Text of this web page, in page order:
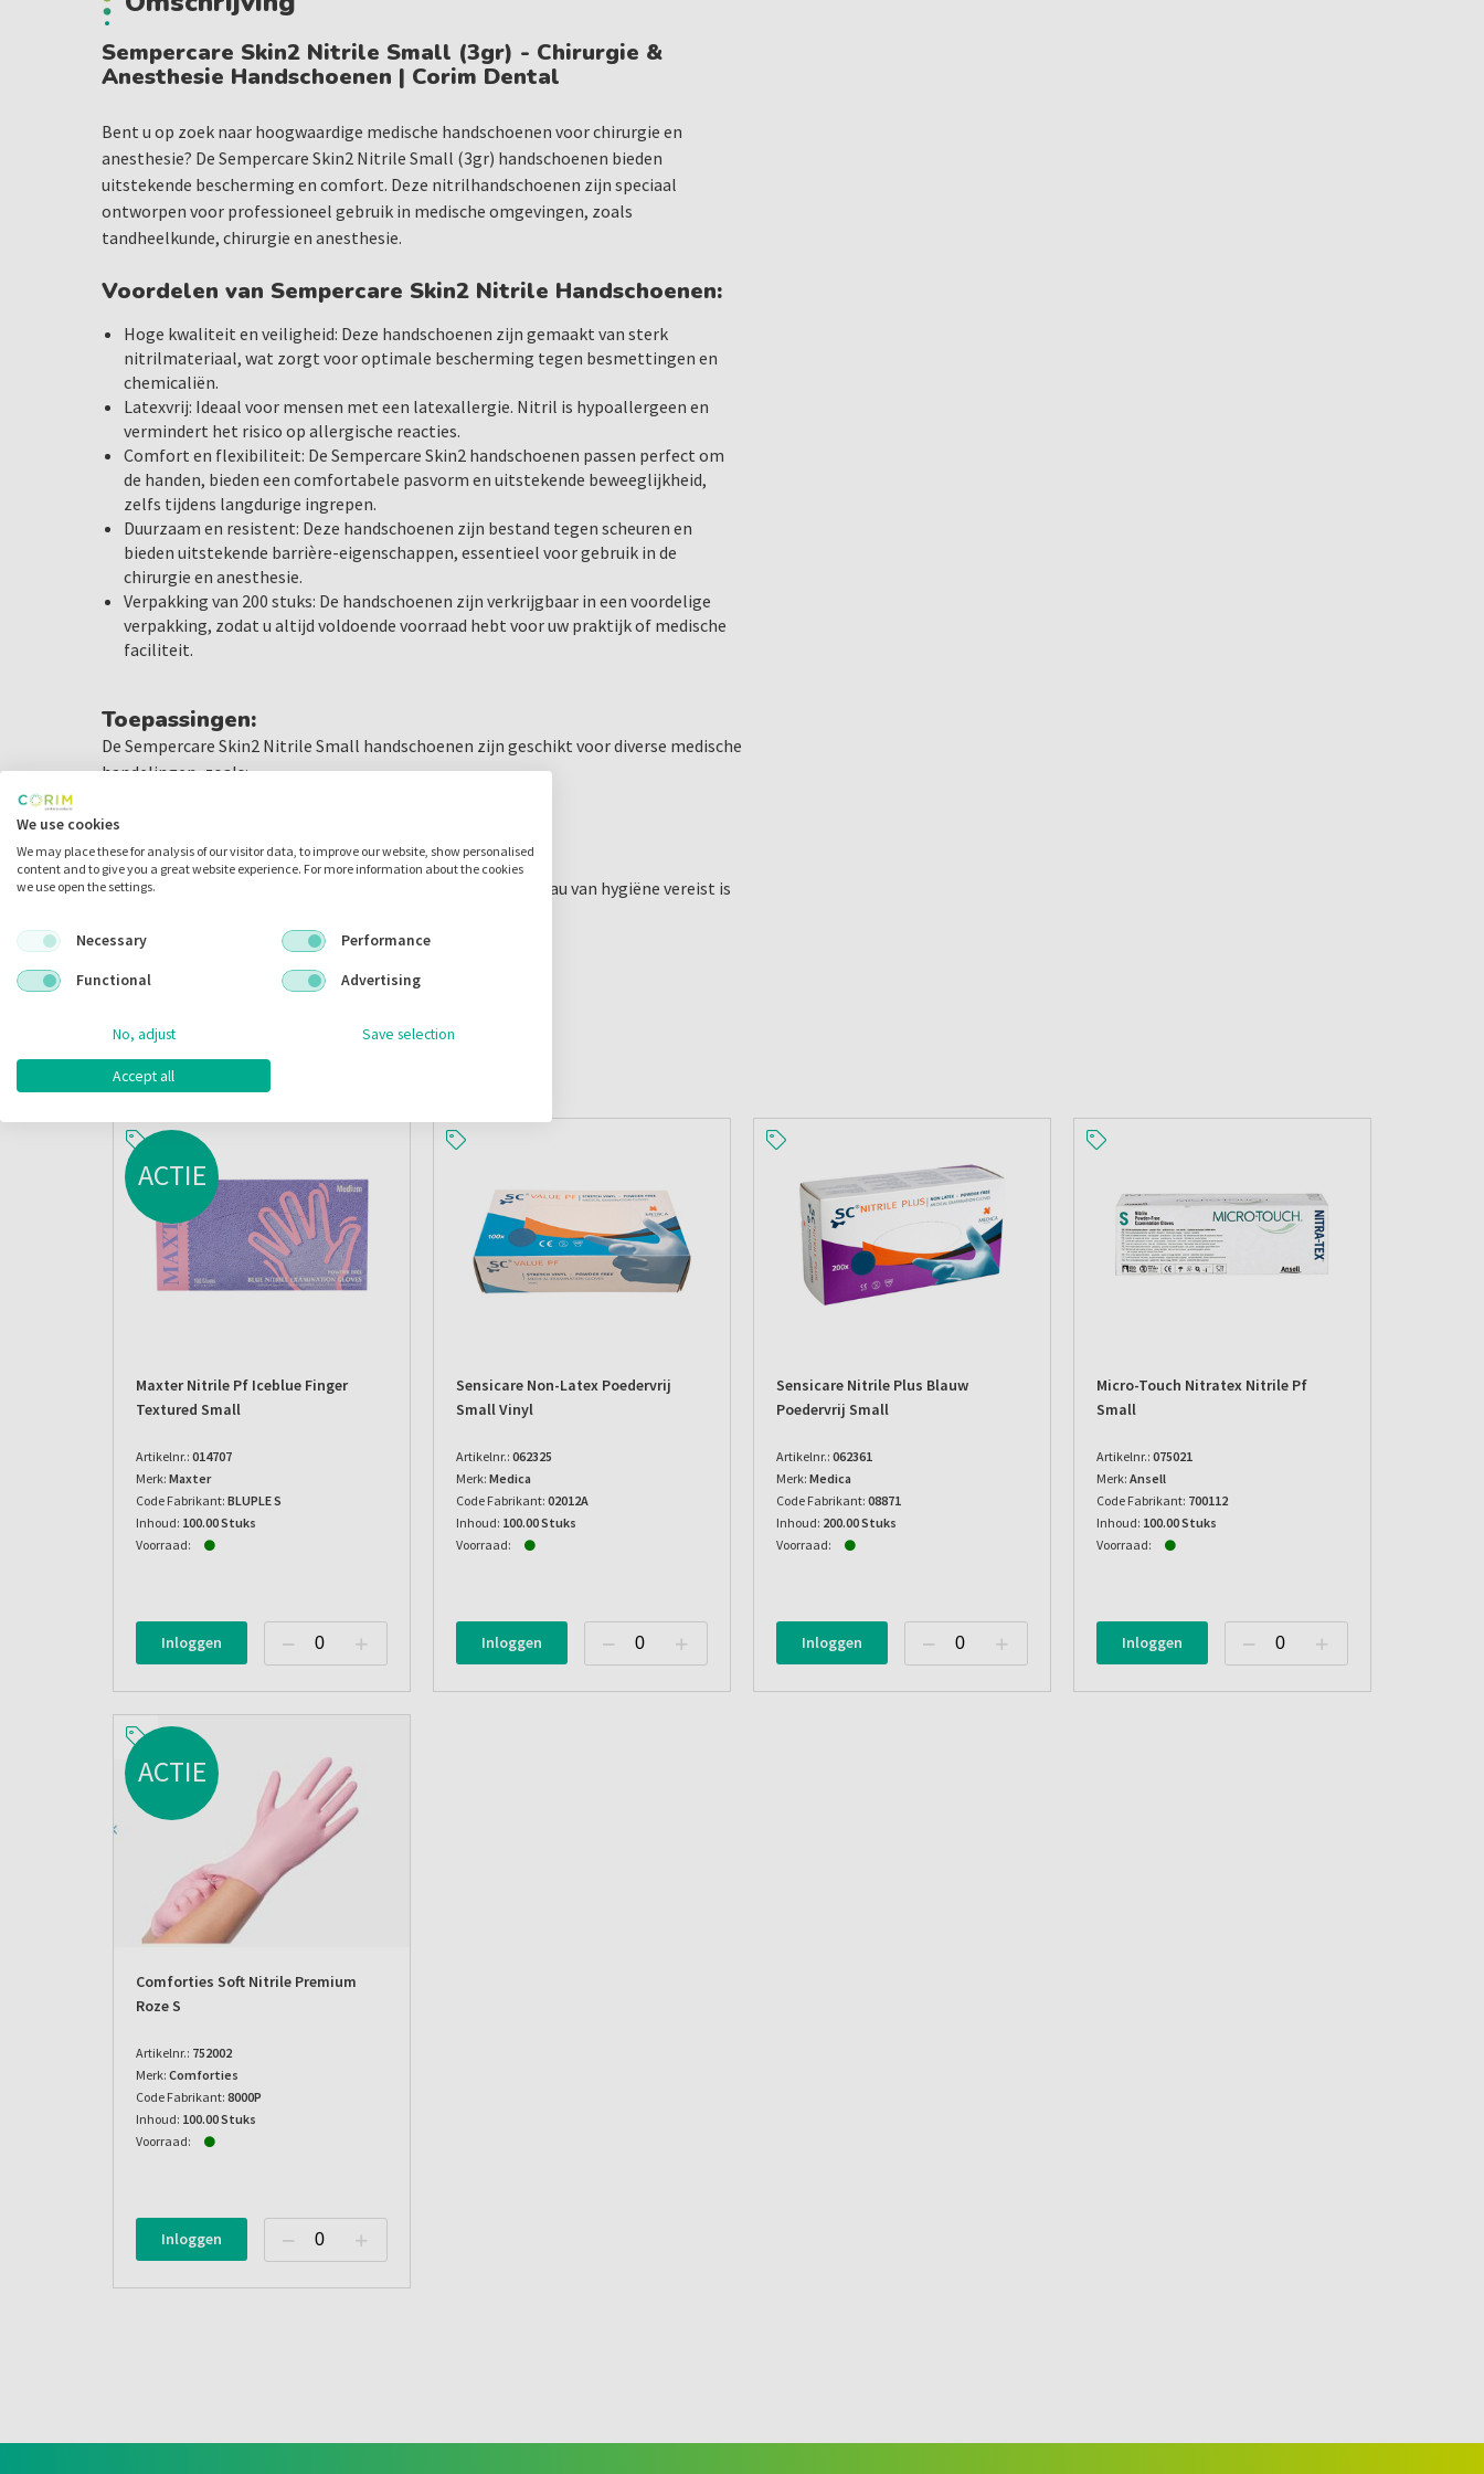
Sempercare Skin2 Nitrile Small (3gr) - Chirurgie &
Anesthesie Handschoenen | Corim Dental
Bent u op zoek naar hoogwaardige medische handschoenen voor chirurgie en
anesthesie? De Sempercare Skin2 Nitrile Small (3gr) handschoenen bieden
uitstekende bescherming en comfort. Deze nitrilhandschoenen zijn speciaal
ontworpen voor professioneel gebruik in medische omgevingen, zoals
tandheelkunde, chirurgie en anesthesie.
Voordelen van Sempercare Skin2 Nitrile Handschoenen:
Hoge kwaliteit en veiligheid: Deze handschoenen zijn gemaakt van sterk
nitrilmateriaal, wat zorgt voor optimale bescherming tegen besmettingen en
chemicaliën.
Latexvrij: Ideaal voor mensen met een latexallergie. Nitril is hypoallergeen en
vermindert het risico op allergische reacties.
Comfort en flexibiliteit: De Sempercare Skin2 handschoenen passen perfect om
de handen, bieden een comfortabele pasvorm en uitstekende beweeglijkheid,
zelfs tijdens langdurige ingrepen.
Duurzaam en resistent: Deze handschoenen zijn bestand tegen scheuren en
bieden uitstekende barrière-eigenschappen, essentieel voor gebruik in de
chirurgie en anesthesie.
Verpakking van 200 stuks: De handschoenen zijn verkrijgbaar in een voordelige
verpakking, zodat u altijd voldoende voorraad hebt voor uw praktijk of medische
faciliteit.
Toepassingen:
De Sempercare Skin2 Nitrile Small handschoenen zijn geschikt voor diverse medische
handelingen, zoals:
Tandheelkundige procedures
Algemene medische toepassingen waarbij een hoog niveau van hygiëne vereist is
Verkrijgbaar in de maten:
S,M,L,
Alternatieve producten
ACTIE
Maxter Nitrile Pf Iceblue Finger
Textured Small
Artikelnr.: 014707
Merk: Maxter
Code Fabrikant: BLUPLE S
Inhoud: 100.00 Stuks
Voorraad:
Inloggen
Sensicare Non-Latex Poedervrij
Small Vinyl
Artikelnr.: 062325
Merk: Medica
Code Fabrikant: 02012A
Inhoud: 100.00 Stuks
Voorraad:
Inloggen
Sensicare Nitrile Plus Blauw
Poedervrij Small
Artikelnr.: 062361
Merk: Medica
Code Fabrikant: 08871
Inhoud: 200.00 Stuks
Voorraad:
Inloggen
Micro-Touch Nitratex Nitrile Pf
Small
Artikelnr.: 075021
Merk: Ansell
Code Fabrikant: 700112
Inhoud: 100.00 Stuks
Voorraad:
Inloggen
ACTIE
Comforties Soft Nitrile Premium
Roze S
Artikelnr.: 752002
Merk: Comforties
Code Fabrikant: 8000P
Inhoud: 100.00 Stuks
Voorraad:
Inloggen
We use cookies
We may place these for analysis of our visitor data, to improve our website, show personalised
content and to give you a great website experience. For more information about the cookies
we use open the settings.
Necessary
Performance
Functional
Advertising
No, adjust Save selection
Accept all